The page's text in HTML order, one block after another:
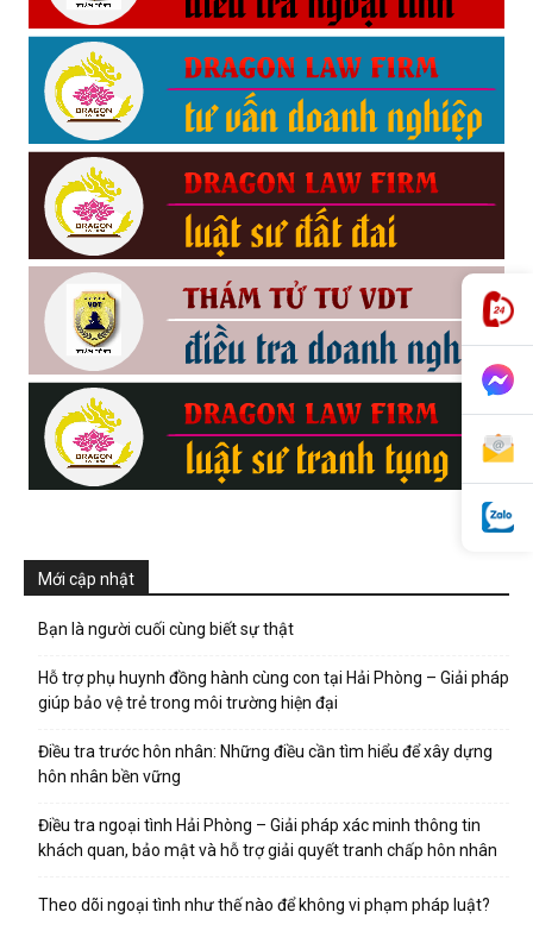
phong,
phong
tham
Mới cập nhật
Bạn là người cuối cùng biết sự thật
Hỗ trợ phụ huynh đồng hành cùng con tại Hải Phòng – Giải pháp
giúp bảo vệ trẻ trong môi trường hiện đại
Điều tra trước hôn nhân: Những điều cần tìm hiểu để xây dựng
hôn nhân bền vững
Điều tra ngoại tình Hải Phòng – Giải pháp xác minh thông tin
khách quan, bảo mật và hỗ trợ giải quyết tranh chấp hôn nhân
Theo dõi ngoại tình như thế nào để không vi phạm pháp luật?